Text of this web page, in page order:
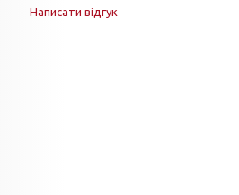
Написати відгук